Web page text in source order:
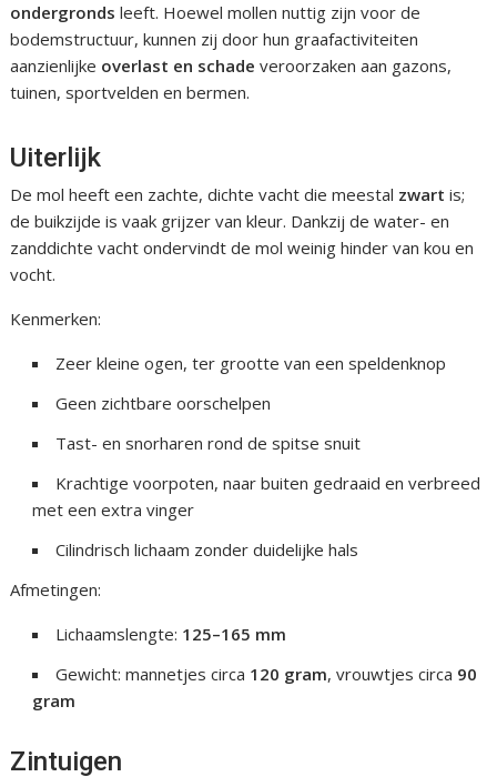
ondergronds leeft. Hoewel mollen nuttig zijn voor de
bodemstructuur, kunnen zij door hun graafactiviteiten
aanzienlijke overlast en schade veroorzaken aan gazons,
tuinen, sportvelden en bermen.
Uiterlijk
De mol heeft een zachte, dichte vacht die meestal zwart is;
de buikzijde is vaak grijzer van kleur. Dankzij de water- en
zanddichte vacht ondervindt de mol weinig hinder van kou en
vocht.
Kenmerken:
Zeer kleine ogen, ter grootte van een speldenknop
Geen zichtbare oorschelpen
Tast- en snorharen rond de spitse snuit
Krachtige voorpoten, naar buiten gedraaid en verbreed
met een extra vinger
Cilindrisch lichaam zonder duidelijke hals
Afmetingen:
Lichaamslengte: 125–165 mm
Gewicht: mannetjes circa 120 gram, vrouwtjes circa 90
gram
Zintuigen